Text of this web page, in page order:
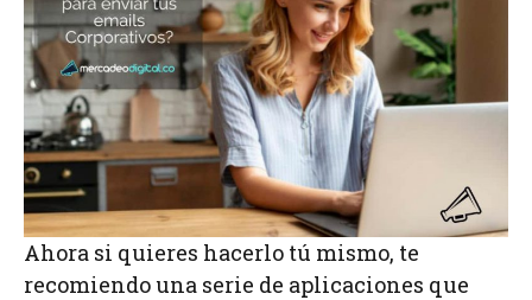
Ahora si quieres hacerlo tú mismo, te
recomiendo una serie de aplicaciones que